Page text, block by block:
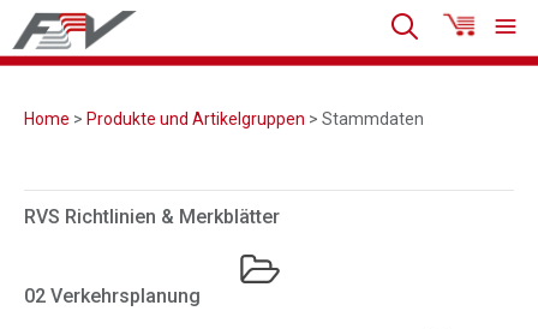
Home > Produkte und Artikelgruppen > Stammdaten
RVS Richtlinien & Merkblätter
02 Verkehrsplanung